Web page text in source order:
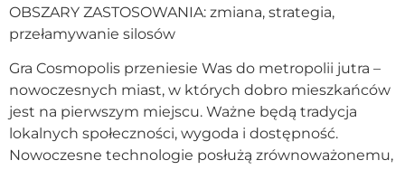
OBSZARY ZASTOSOWANIA: zmiana, strategia,
przełamywanie silosów
Gra Cosmopolis przeniesie Was do metropolii jutra –
nowoczesnych miast, w których dobro mieszkańców
jest na pierwszym miejscu. Ważne będą tradycja
lokalnych społeczności, wygoda i dostępność.
Nowoczesne technologie posłużą zrównoważonemu,